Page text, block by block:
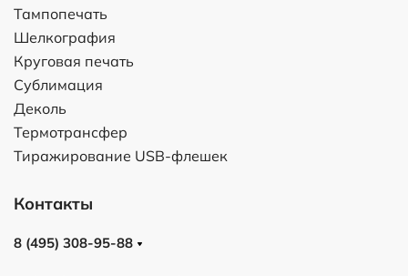
Тампопечать
Шелкография
Круговая печать
Сублимация
Деколь
Термотрансфер
Тиражирование USB-флешек
Контакты
8 (495) 308-95-88